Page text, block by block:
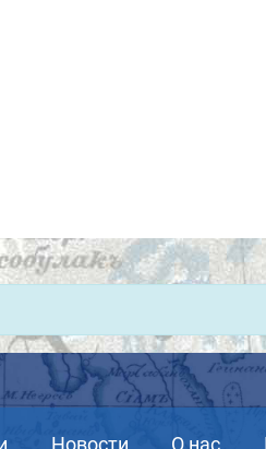
Новости О нас